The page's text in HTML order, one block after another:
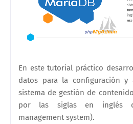
En este tutorial práctico
datos para la configuración y
sistema de gestión de
por las siglas en inglés
management system).